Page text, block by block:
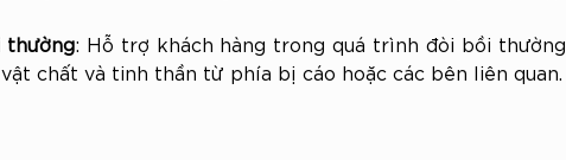
thường: Hỗ trợ khách hàng trong quá trình đòi bồi thường
chất và tinh thần từ phía bị cáo hoặc các bên liên quan.